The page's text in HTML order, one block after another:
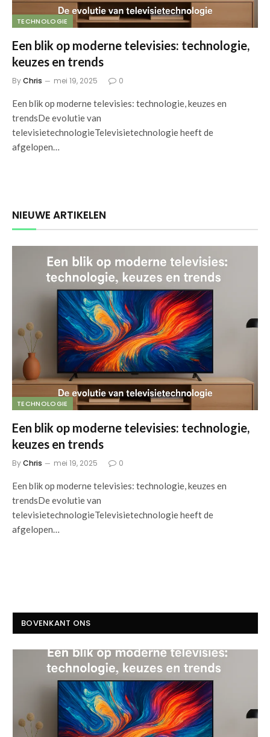
TECHNOLOGIE
Een blik op moderne televisies: technologie,
keuzes en trends
ByChris mei 19, 2025 0
Een blik op moderne televisies: technologie, keuzes en
trendsDe evolutie van
televisietechnologieTelevisietechnologie heeft de
afgelopen…
NIEUWE ARTIKELEN
TECHNOLOGIE
Een blik op moderne televisies: technologie,
keuzes en trends
ByChris mei 19, 2025 0
Een blik op moderne televisies: technologie, keuzes en
trendsDe evolutie van
televisietechnologieTelevisietechnologie heeft de
afgelopen…
BOVENKANT ONS